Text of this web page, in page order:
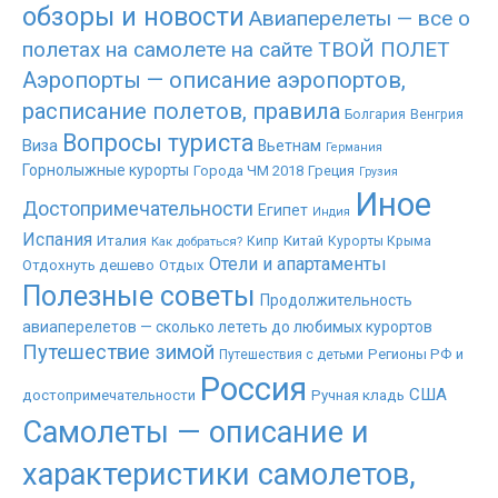
обзоры и новости Авиаперелеты — все о
полетах на самолете на сайте ТВОЙ ПОЛЕТ
Аэропорты — описание аэропортов,
расписание полетов, правила Болгария Венгрия
Виза Вопросы туриста Вьетнам Германия
Горнолыжные курорты Города ЧМ 2018 Греция Грузия
Достопримечательности Египет Индия Иное
Испания Италия Как добраться? Кипр Китай Курорты Крыма
Отдохнуть дешево Отдых Отели и апартаменты
Полезные советы Продолжительность
авиаперелетов — сколько лететь до любимых курортов
Путешествие зимой Путешествия с детьми Регионы РФ и
достопримечательности Россия Ручная кладь США
Самолеты — описание и
характеристики самолетов,